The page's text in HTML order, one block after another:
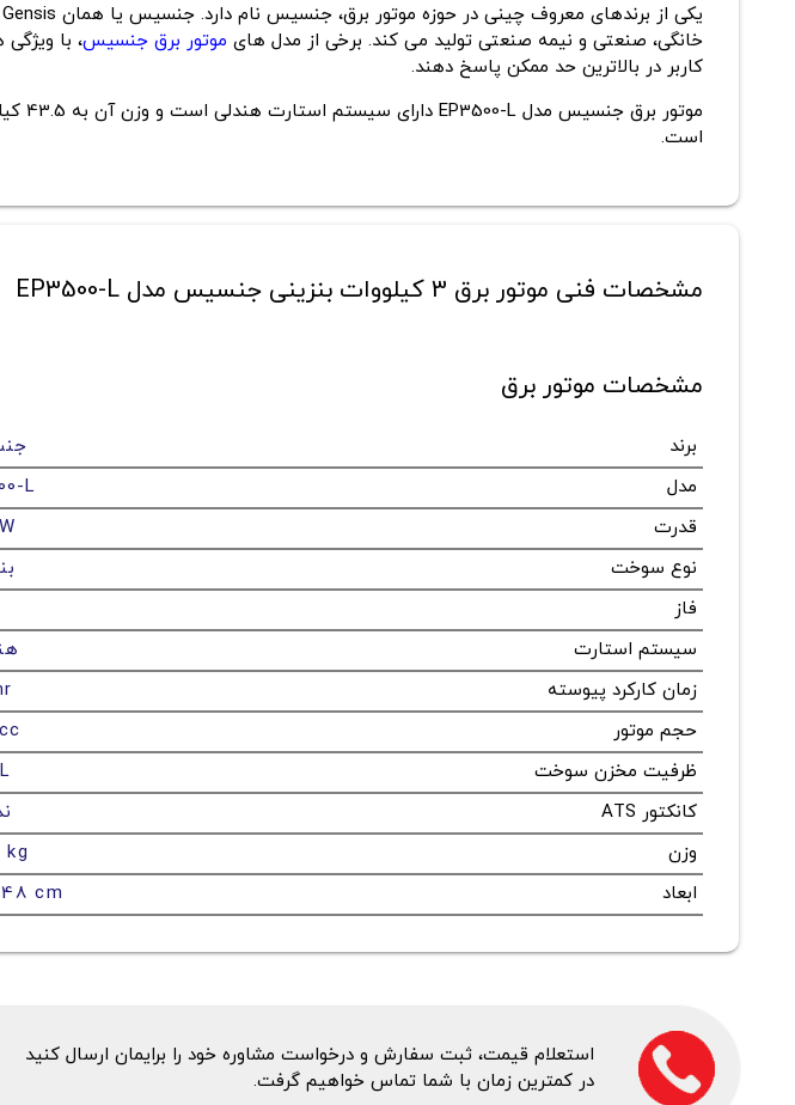
خانگی، صنعتی و نیمه صنعتی تولید می کند. برخی از مدل های موتور برق جنسیس، با
کاربر در بالاترین حد ممکن پاسخ دهند.
است.
مشخصات فنی موتور برق 3 کیلووات بنزینی جنسیس مدل EP3500-L
مشخصات موتور برق
برند
مدل
L
قدرت
نوع سوخت
فاز
سیستم استارت
زمان کارکرد پیوسته
حجم موتور
ظرفیت مخزن سوخت
کانکتور ATS
وزن
ابعاد
cm
استعلام قیمت، ثبت سفارش و درخواست مشاوره خود را برایمان ارسال کنید
در کمترین زمان با شما تماس خواهیم گرفت.